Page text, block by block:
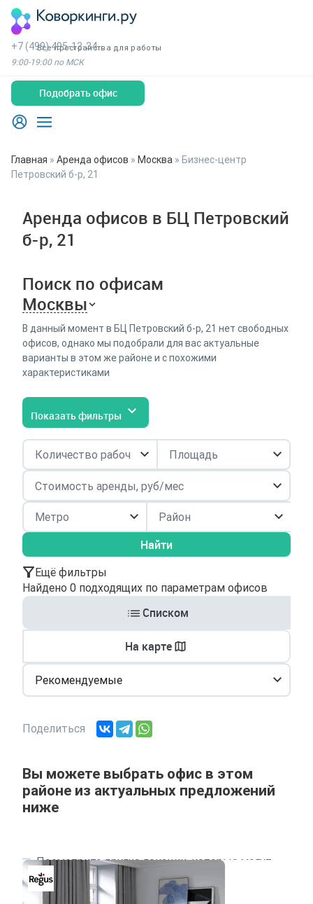
Все пространства для работы
+7 (499) 495-13-34
9:00-19:00 по МСК
Подобрать офис
Главная » Аренда офисов » Москва » Бизнес-центр
Петровский б-р, 21
Аренда офисов в БЦ Петровский
б-р, 21
Поиск по офисам
Москвы
В данный момент в БЦ Петровский б-р, 21 нет свободных
офисов, однако мы подобрали для вас актуальные
варианты в этом же районе и с похожими
характеристиками
Показать фильтры
Район
Найти
Ещё фильтры
Найдено 0 подходящих по параметрам офисов
Списком
На карте
Рекомендуемые
Поделиться
Вы можете выбрать офис в этом
районе из актуальных предложений
ниже
Посмотрите другие локации, которые могут
подходить под ваш запрос